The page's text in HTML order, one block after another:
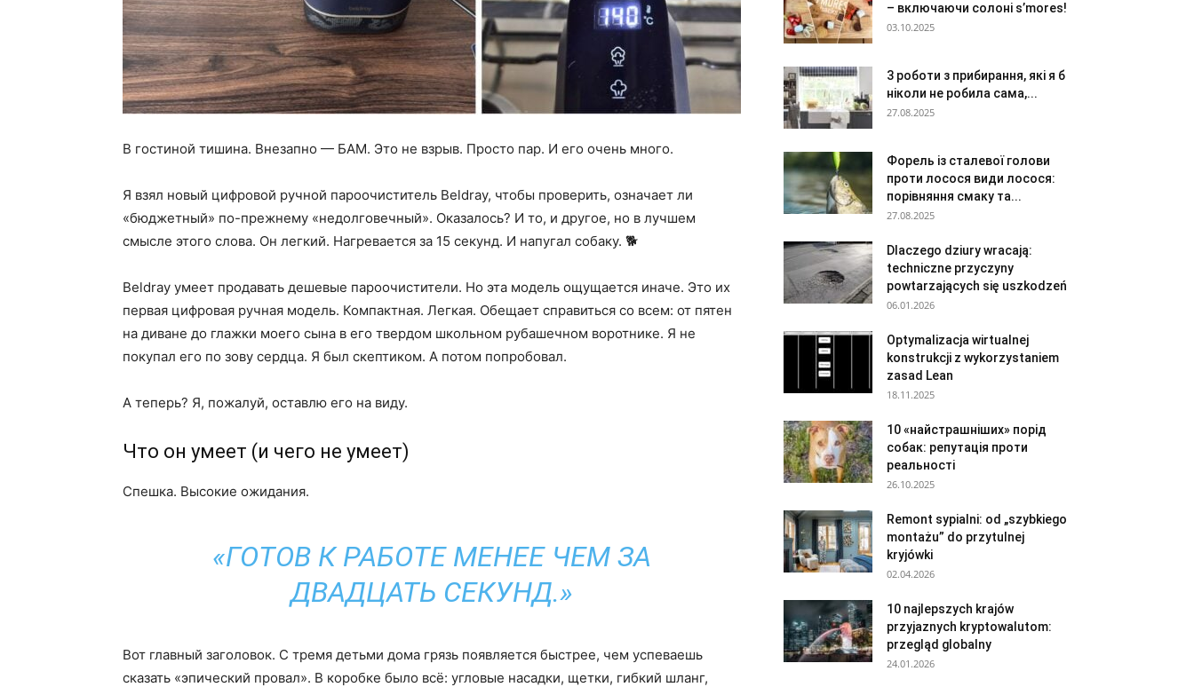
В гостиной тишина. Внезапно — БАМ. Это не взрыв. Просто пар. И его очень много.
Я взял новый цифровой ручной пароочиститель Beldray, чтобы проверить, означает ли
«бюджетный» по-прежнему «недолговечный». Оказалось? И то, и другое, но в лучшем
смысле этого слова. Он легкий. Нагревается за 15 секунд. И напугал собаку. 🐕
Beldray умеет продавать дешевые пароочистители. Но эта модель ощущается иначе. Это их
первая цифровая ручная модель. Компактная. Легкая. Обещает справиться со всем: от пятен
на диване до глажки моего сына в его твердом школьном рубашечном воротнике. Я не
покупал его по зову сердца. Я был скептиком. А потом попробовал.
А теперь? Я, пожалуй, оставлю его на виду.
Что он умеет (и чего не умеет)
Спешка. Высокие ожидания.
«ГОТОВ К РАБОТЕ МЕНЕЕ ЧЕМ ЗА
ДВАДЦАТЬ СЕКУНД.»
Вот главный заголовок. С тремя детьми дома грязь появляется быстрее, чем успеваешь
сказать «эпический провал». В коробке было всё: угловые насадки, щетки, гибкий шланг,
– включаючи солоні s’mores!
03.10.2025
3 роботи з прибирання, які я б
ніколи не робила сама,...
27.08.2025
Форель із сталевої голови
проти лосося види лосося:
порівняння смаку та...
27.08.2025
Dlaczego dziury wracają:
techniczne przyczyny
powtarzających się uszkodzeń
06.01.2026
Optymalizacja wirtualnej
konstrukcji z wykorzystaniem
zasad Lean
18.11.2025
10 «найстрашніших» порід
собак: репутація проти
реальності
26.10.2025
Remont sypialni: od „szybkiego
montażu” do przytulnej
kryjówki
02.04.2026
10 najlepszych krajów
przyjaznych kryptowalutom:
przegląd globalny
24.01.2026